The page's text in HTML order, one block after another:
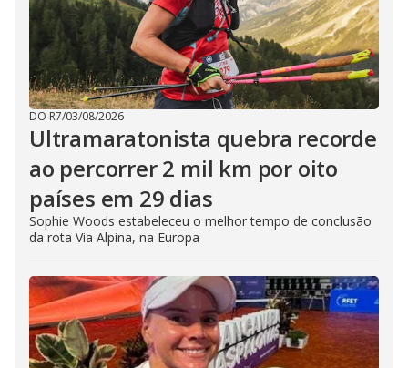
DO R7/03/08/2026
Ultramaratonista quebra recorde
ao percorrer 2 mil km por oito
países em 29 dias
Sophie Woods estabeleceu o melhor tempo de conclusão
da rota Via Alpina, na Europa